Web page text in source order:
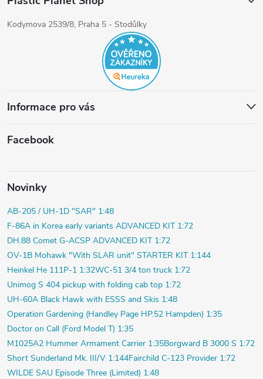
Kodymova 2539/8, Praha 5 - Stodůlky
Informace pro vás
Facebook
Novinky
AB-205 / UH-1D "SAR" 1:48
F-86A in Korea early variants ADVANCED KIT 1:72
DH.88 Comet G-ACSP ADVANCED KIT 1:72
OV-1B Mohawk "With SLAR unit" STARTER KIT 1:144
Heinkel He 111P-1 1:32WC-51 3/4 ton truck 1:72
Unimog S 404 pickup with folding cab top 1:72
UH-60A Black Hawk with ESSS and Skis 1:48
Operation Gardening (Handley Page HP.52 Hampden) 1:35
Doctor on Call (Ford Model T) 1:35
M1025A2 Hummer Armament Carrier 1:35Borgward B 3000 S 1:72
Short Sunderland Mk. III/V 1:144Fairchild C-123 Provider 1:72
WILDE SAU Episode Three (Limited) 1:48